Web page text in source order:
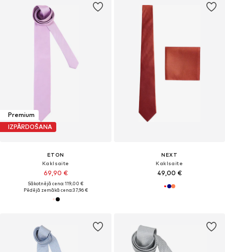
Premium
IZPĀRDOŠANA
ETON
Kaklsaite
69,90 €
Sākotnējā cena: 119,00 €
Pēdējā zemākā cena:37,96 €
NEXT
Kaklsaite
49,00 €